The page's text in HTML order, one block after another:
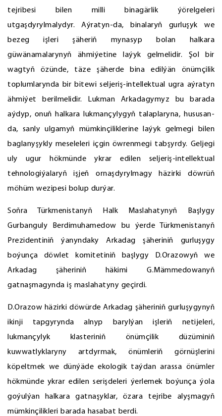
tejribesi bilen milli binagärlik ýörelgeleri
utgaşdyrylmalydyr. Aýratyn-da, binalaryň gurluşyk we
bezeg işleri şäheriň mynasyp bolan halkara
güwänamalarynyň ähmiýetine laýyk gelmelidir. Şol bir
wagtyň özünde, täze şäherde bina edilýän önümçilik
toplumlarynda bir bitewi seljeriş-intellektual ugra aýratyn
ähmiýet berilmelidir. Lukman Arkadagymyz bu barada
aýdyp, onuň halkara lukmançylygyň talaplaryna, hususan-
da, sanly ulgamyň mümkinçiliklerine laýyk gelmegi bilen
baglanyşykly meseleleri içgin öwrenmegi tabşyrdy. Geljegi
uly ugur hökmünde ykrar edilen seljeriş-intellektual
tehnologiýalaryň işjeň ornaşdyrylmagy häzirki döwrüň
möhüm wezipesi bolup durýar.
Soňra Türkmenistanyň Halk Maslahatynyň Başlygy
Gurbanguly Berdimuhamedow bu ýerde Türkmenistanyň
Prezidentiniň ýanyndaky Arkadag şäheriniň gurluşygy
boýunça döwlet komitetiniň başlygy D.Orazowyň we
Arkadag şäheriniň häkimi G.Mämmedowanyň
gatnaşmagynda iş maslahatyny geçirdi.
D.Orazow häzirki döwürde Arkadag şäheriniň gurluşygynyň
ikinji tapgyrynda alnyp barylýan işleriň netijeleri,
lukmançylyk klasteriniň önümçilik düzüminiň
kuwwatlyklaryny artdyrmak, önümleriň görnüşlerini
köpeltmek we dünýäde ekologik taýdan arassa önümler
hökmünde ykrar edilen serişdeleri ýerlemek boýunça ýola
goýulýan halkara gatnaşyklar, özara tejribe alyşmagyň
mümkinçilikleri barada hasabat berdi.